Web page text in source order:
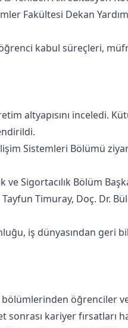
Fakültesi Dekan
kabul süreçleri,
altyapısını inceledi.
Sistemleri Bölümü
Sigortacılık Bölüm
Timuray, Doç. Dr.
iş dünyasından geri
öğrenciler
kariyer fırsatları